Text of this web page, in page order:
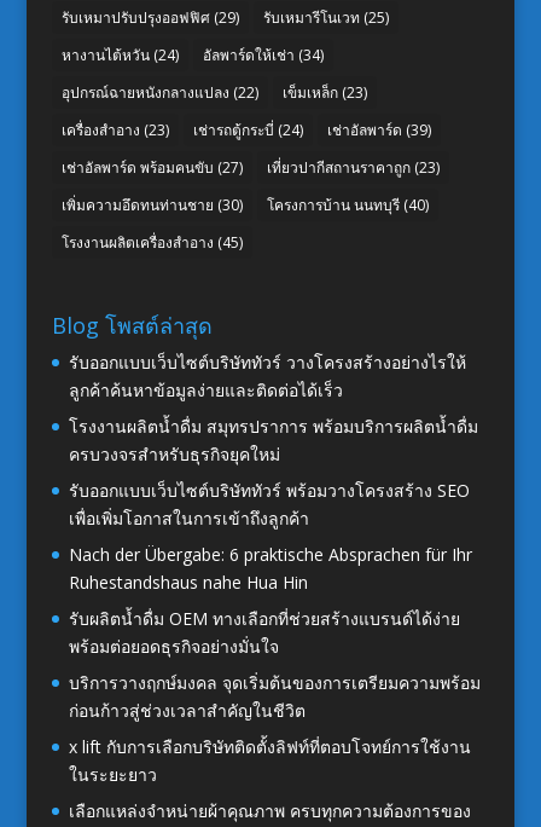
รับเหมาปรับปรุงออฟฟิศ(29) รับเหมารีโนเวท (25)
หางานไต้หวัน(24) อัลพาร์ดให้เช่า (34)
อุปกรณ์ฉายหนังกลางแปลง (22) เข็มเหล็ก(23)
เครื่องสำอาง (23) เช่ารถตู้กระบี่ (24) เช่าอัลพาร์ด (39)
เช่าอัลพาร์ด พร้อมคนขับ (27) เที่ยวปากีสถานราคาถูก(23)
เพิ่มความอึดทนท่านชาย (30) โครงการบ้าน นนทบุรี(40)
โรงงานผลิตเครื่องสำอาง (45)
Blog โพสต์ล่าสุด
รับออกแบบเว็บไซต์บริษัททัวร์ วางโครงสร้างอย่างไรให้
ลูกค้าค้นหาข้อมูลง่ายและติดต่อได้เร็ว
โรงงานผลิตน้ำดื่ม สมุทรปราการ พร้อมบริการผลิตน้ำดื่ม
ครบวงจรสำหรับธุรกิจยุคใหม่
รับออกแบบเว็บไซต์บริษัททัวร์ พร้อมวางโครงสร้าง SEO
เพื่อเพิ่มโอกาสในการเข้าถึงลูกค้า
Nach der Übergabe: 6 praktische Absprachen für Ihr
Ruhestandshaus nahe Hua Hin
รับผลิตน้ำดื่ม OEM ทางเลือกที่ช่วยสร้างแบรนด์ได้ง่าย
พร้อมต่อยอดธุรกิจอย่างมั่นใจ
บริการวางฤกษ์มงคล จุดเริ่มต้นของการเตรียมความพร้อม
ก่อนก้าวสู่ช่วงเวลาสำคัญในชีวิต
x lift กับการเลือกบริษัทติดตั้งลิฟท์ที่ตอบโจทย์การใช้งาน
ในระยะยาว
เลือกแหล่งจำหน่ายผ้าคุณภาพ ครบทุกความต้องการของ